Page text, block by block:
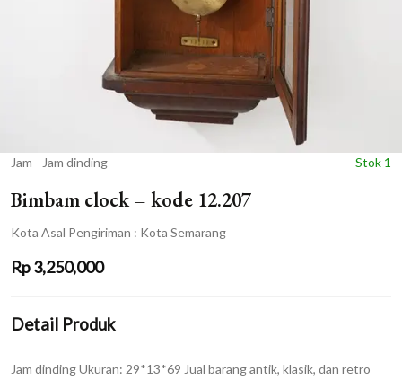
Jam - Jam dinding Stok 1
Bimbam clock – kode 12.207
Kota Asal Pengiriman : Kota Semarang
Rp3,250,000
Detail Produk
Jam dinding Ukuran: 29*13*69 Jual barang antik, klasik, dan retro